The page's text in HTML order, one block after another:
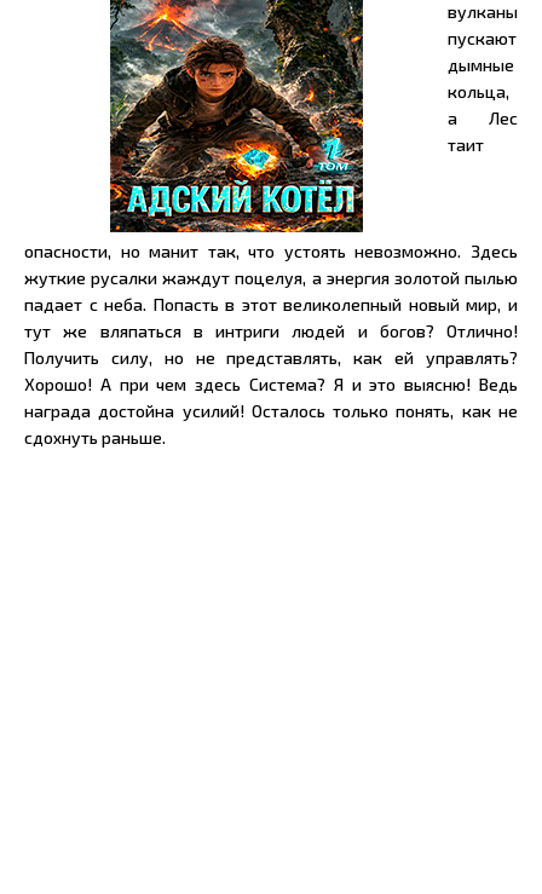
вулканы
пускают
дымные
кольца,
а Лес
таит
опасности, но манит так, что устоять невозможно. Здесь
жуткие русалки жаждут поцелуя, а энергия золотой пылью
падает с неба. Попасть в этот великолепный новый мир, и
тут же вляпаться в интриги людей и богов? Отлично!
Получить силу, но не представлять, как ей управлять?
Хорошо! А при чем здесь Система? Я и это выясню! Ведь
награда достойна усилий! Осталось только понять, как не
сдохнуть раньше.